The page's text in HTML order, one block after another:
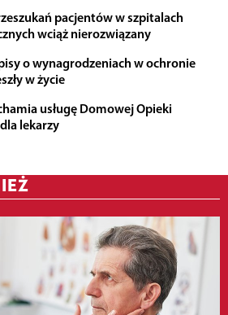
pacjentów w szpitalach
wciąż nierozwiązany
o wynagrodzeniach w ochronie
w życie
usługę Domowej Opieki
lekarzy